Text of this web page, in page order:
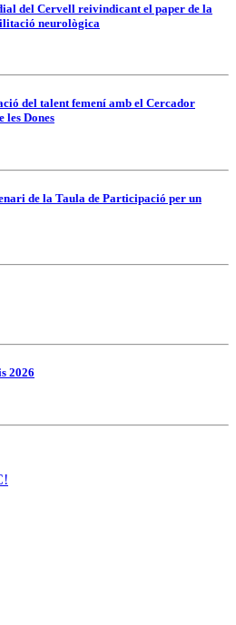
del Cervell reivindicant el paper de la
neurològica
del talent femení amb el Cercador
les Dones
de la Taula de Participació per un
2026